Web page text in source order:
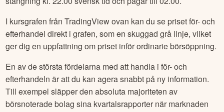
FörhandelClimeon– Handla utanför börsens
öppettider
De största USA-börserna erbjuderhandel i amerikanska
22.00 svensk tid) – något som kallas för förhandel och
efterhandel. Förhandeln i USA börjar kl. 10.00 svensk tid
och pågår fram till öppning 15.30. Efterhandeln börjar efter
stängning kl. 22.00 svensk tid och pågår till 02.00.